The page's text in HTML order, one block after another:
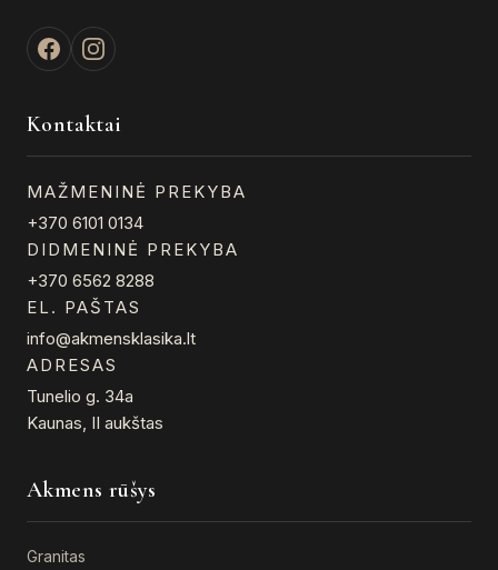
Kontaktai
MAŽMENINĖ PREKYBA
+370 6101 0134
DIDMENINĖ PREKYBA
+370 6562 8288
EL. PAŠTAS
info@akmensklasika.lt
ADRESAS
Tunelio g. 34a
Kaunas, II aukštas
Akmens rūšys
Granitas